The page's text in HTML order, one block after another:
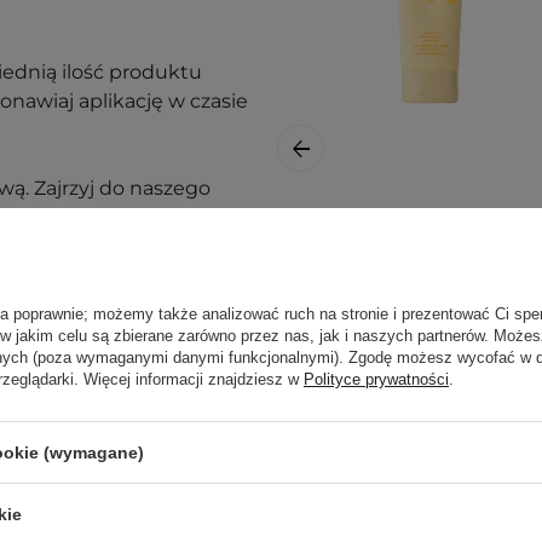
ilość produktu
aplikację w czasie
Zajrzyj do naszego
podrażnienia,
Lekki Krem
Przeciwsłoneczny
do Twarzy - 150ml
89,00 zł
poprawnie; możemy także analizować ruch na stronie i prezentować Ci
jakim celu są zbierane zarówno przez nas, jak i naszych partnerów.
(poza wymaganymi danymi funkcjonalnymi). Zgodę możesz wycofać w
Więcej informacji znajdziesz w Polityce prywatności.
(wymagane)